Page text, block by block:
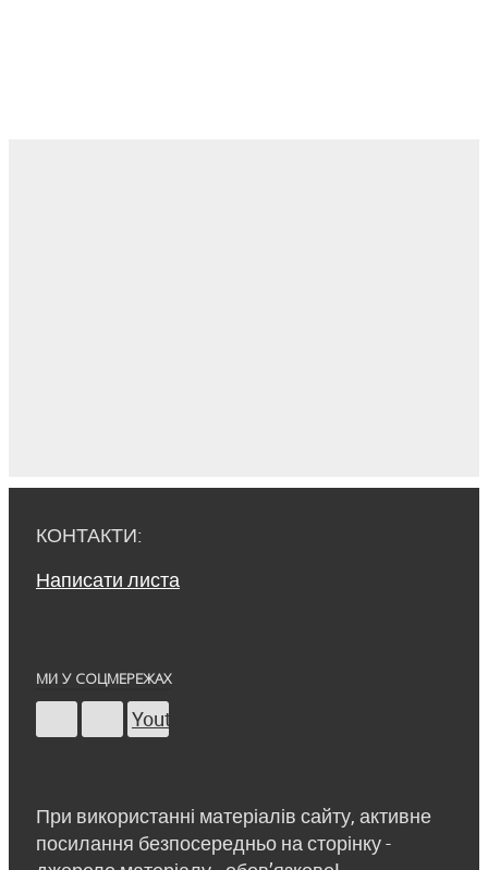
КОНТАКТИ:
Написати листа
МИ У СОЦМЕРЕЖАХ
Youtube
При використанні матеріалів сайту, активне
посилання безпосередньо на сторінку -